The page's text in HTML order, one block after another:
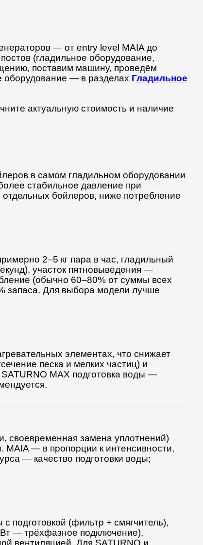
— от entry level MAIA до
(гладильное оборудование,
поставим машину, проведём
оборудование — в разделах Гладильное
актуальную стоимость и наличие
в самом гладильном оборудовании
стабильное давление при
бойлеров, ниже потребление
2–5 кг пара в час, гладильный
участок пятновыведения —
(обычно 60–80% от суммы всех
запаса. Для выбора модели лучше
элементах, что снижает
песка и мелких частиц) и
MAX подготовка воды —
своевременная замена уплотнений)
MAIA — в пропорции к интенсивности,
— качество подготовки воды;
(фильтр + смягчитель),
— трёхфазное подключение),
вентиляцией. Для SATURNO и